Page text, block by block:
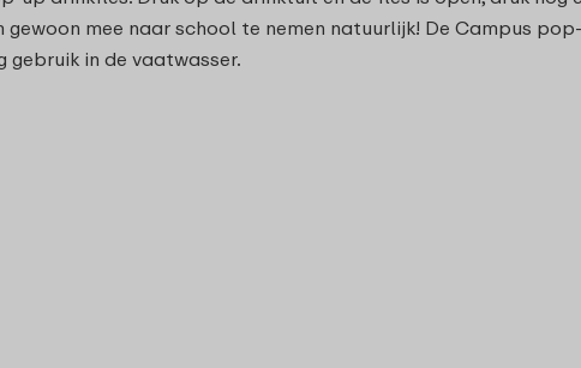
mee naar school te nemen natuurlijk! De Campus
gebruik in de vaatwasser.